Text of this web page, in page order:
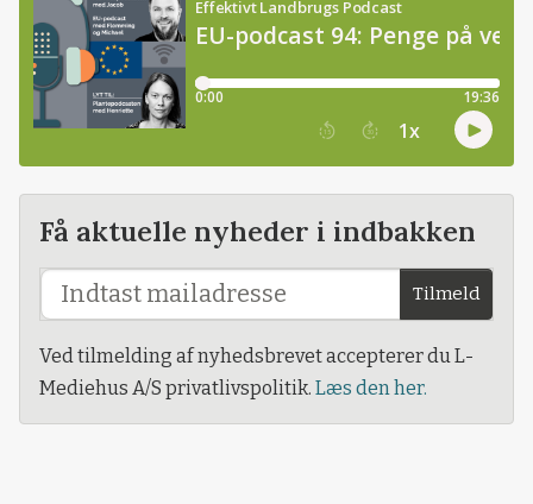
Få aktuelle nyheder i indbakken
Tilmeld
Ved tilmelding af nyhedsbrevet accepterer du L-
Mediehus A/S privatlivspolitik. Læs den her.